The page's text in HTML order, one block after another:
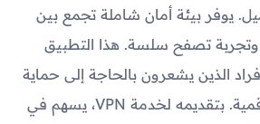
يوفر بيئة أمان شاملة تجمع بين
تصفح سلسة. هذا التطبيق
الذين يشعرون بالحاجة إلى حماية
إضافية لاتصالاتهم الرقمية. بتقديمه لخدمة VPN، يسهم في